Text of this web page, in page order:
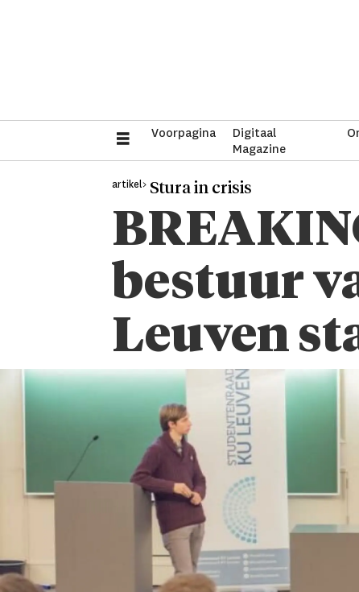
Voorpagina
Digitaal
Magazine
artikel> Stura in crisis
bestuur
Leuven